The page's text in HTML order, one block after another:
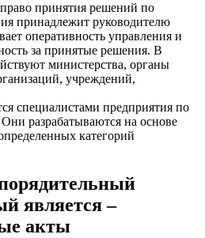
принятия решений по
принадлежит руководителю
оперативность управления и
за принятые решения. В
министерства, органы
учреждений,
специалистами предприятия по
разрабатываются на основе
категорий
является –
акты